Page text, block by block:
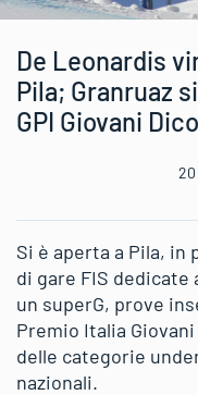
De Leonardis
Pila; Granruaz
GPI Giovani
20
Si è aperta a Pila,
di gare FIS dedicate
un superG, prove
Premio Italia
delle categorie
nazionali.